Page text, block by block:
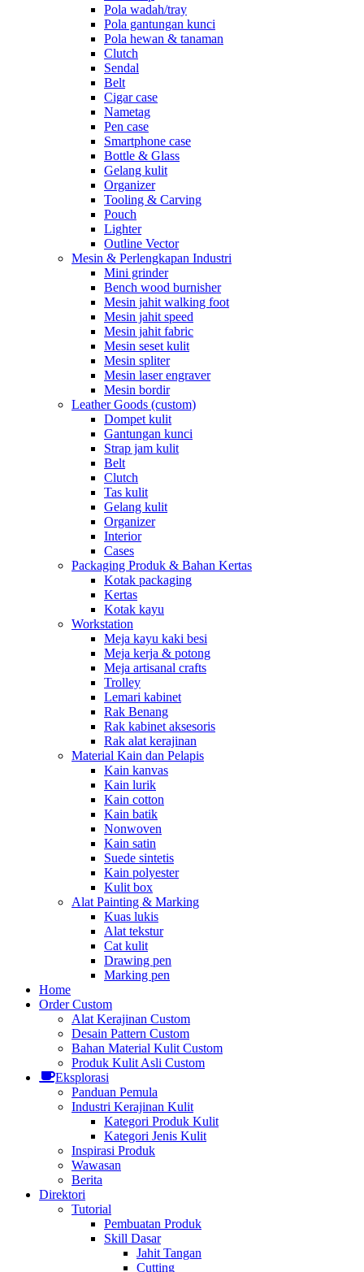
Pola wadah/tray
Pola gantungan kunci
Pola hewan & tanaman
Clutch
Sendal
Belt
Cigar case
Nametag
Pen case
Smartphone case
Bottle & Glass
Gelang kulit
Organizer
Tooling & Carving
Pouch
Lighter
Outline Vector
Mesin & Perlengkapan Industri
Mini grinder
Bench wood burnisher
Mesin jahit walking foot
Mesin jahit speed
Mesin jahit fabric
Mesin seset kulit
Mesin spliter
Mesin laser engraver
Mesin bordir
Leather Goods (custom)
Dompet kulit
Gantungan kunci
Strap jam kulit
Belt
Clutch
Tas kulit
Gelang kulit
Organizer
Interior
Cases
Packaging Produk & Bahan Kertas
Kotak packaging
Kertas
Kotak kayu
Workstation
Meja kayu kaki besi
Meja kerja & potong
Meja artisanal crafts
Trolley
Lemari kabinet
Rak Benang
Rak kabinet aksesoris
Rak alat kerajinan
Material Kain dan Pelapis
Kain kanvas
Kain lurik
Kain cotton
Kain batik
Nonwoven
Kain satin
Suede sintetis
Kain polyester
Kulit box
Alat Painting & Marking
Kuas lukis
Alat tekstur
Cat kulit
Drawing pen
Marking pen
Home
Order Custom
Alat Kerajinan Custom
Desain Pattern Custom
Bahan Material Kulit Custom
Produk Kulit Asli Custom
Eksplorasi
Panduan Pemula
Industri Kerajinan Kulit
Kategori Produk Kulit
Kategori Jenis Kulit
Inspirasi Produk
Wawasan
Berita
Direktori
Tutorial
Pembuatan Produk
Skill Dasar
Jahit Tangan
Cutting